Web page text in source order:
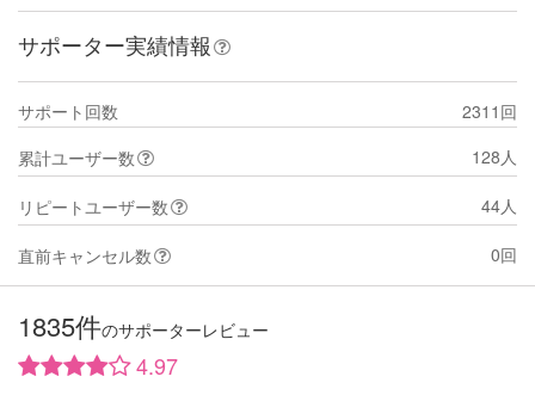
サポーター実績情報
サポート回数
2311回
累計ユーザー数
128人
リピートユーザー数 44人
直前キャンセル数 0回
1835件のサポーターレビュー
4.97